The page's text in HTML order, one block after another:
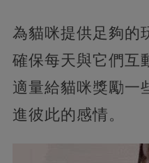
為貓咪提供足夠的
確保每天與它們互
適量給貓咪獎勵一
進彼此的感情。